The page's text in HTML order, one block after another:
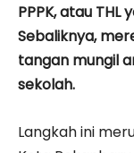
PPPK, atau
Sebaliknya,
tangan mungil
sekolah.
Langkah ini